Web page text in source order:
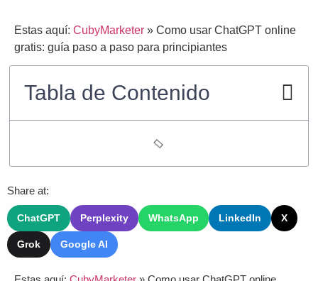
Estas aquí: CubyMarketer » Como usar ChatGPT online
gratis: guía paso a paso para principiantes
Tabla de Contenido
Share at:
ChatGPT Perplexity WhatsApp LinkedIn X
Grok Google AI